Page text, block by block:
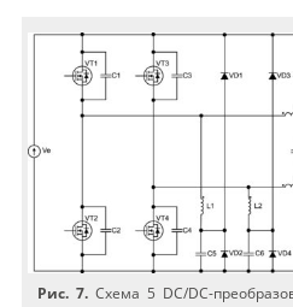
Рис. 7. Схема 5 DC/DC-